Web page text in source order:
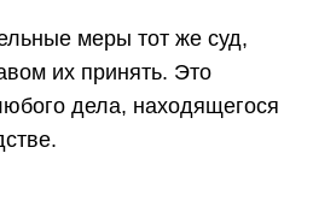
меры тот же суд,
их принять. Это
дела, находящегося